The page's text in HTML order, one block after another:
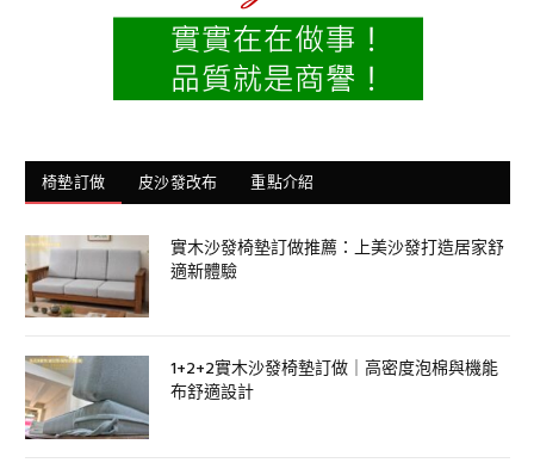
椅墊訂做 皮沙發改布 重點介紹
實木沙發椅墊訂做推薦：上美沙發打造居家舒
適新體驗
1+2+2實木沙發椅墊訂做｜高密度泡棉與機能
布舒適設計